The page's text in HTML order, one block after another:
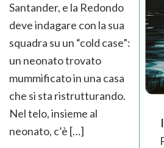
Santander, e la Redondo
deve indagare con la sua
squadra su un “cold case”:
un neonato trovato
mummificato in una casa
che si sta ristrutturando.
Nel telo, insieme al
neonato, c’è […]